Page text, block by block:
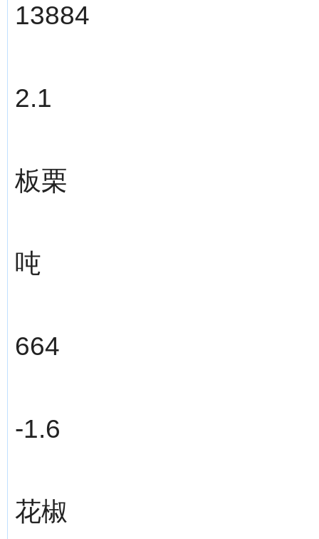
13884
2.1
板栗
吨
664
-1.6
花椒